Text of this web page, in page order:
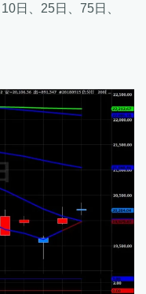
日、25日、75日、